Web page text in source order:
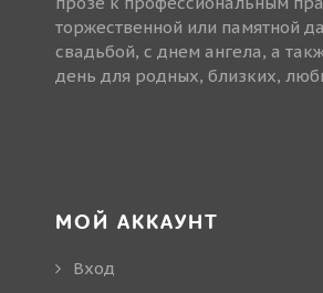
торжественной или памятной
свадьбой, с днем ангела, а
день для родных, близких,
МОЙ АККАУНТ
Вход